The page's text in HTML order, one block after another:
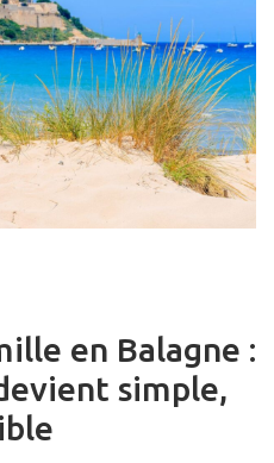
en Balagne :
simple,